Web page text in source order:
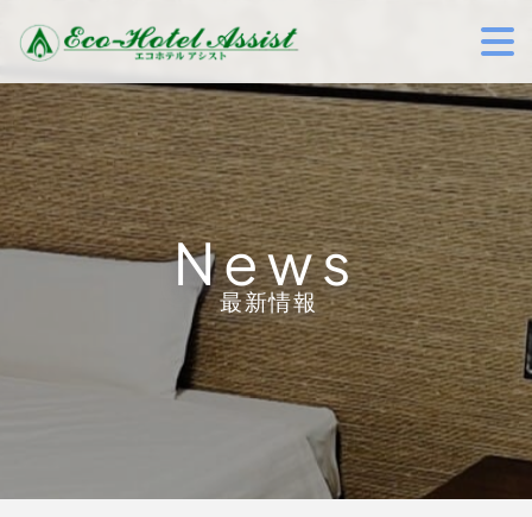
最新情報
News